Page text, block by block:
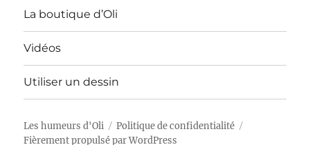
La boutique d’Oli
Vidéos
Utiliser un dessin
Les humeurs d'Oli
Politique de confidentialité
Fièrement propulsé par WordPress